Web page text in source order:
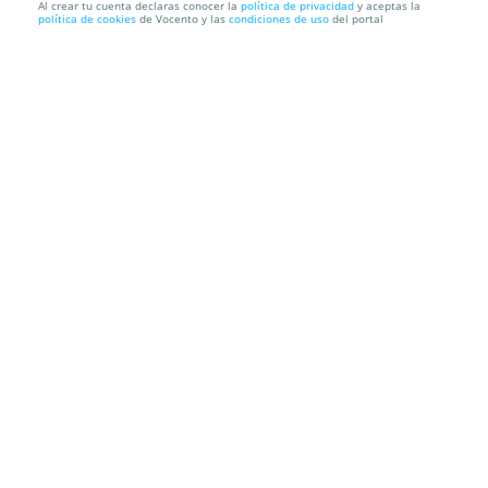
¡Escapada rural de ensueño en Hotel Granja
Al crear tu cuenta declaras conocer la política de privacidad y aceptas la
política de cookies de Vocento y las condiciones de uso del portal